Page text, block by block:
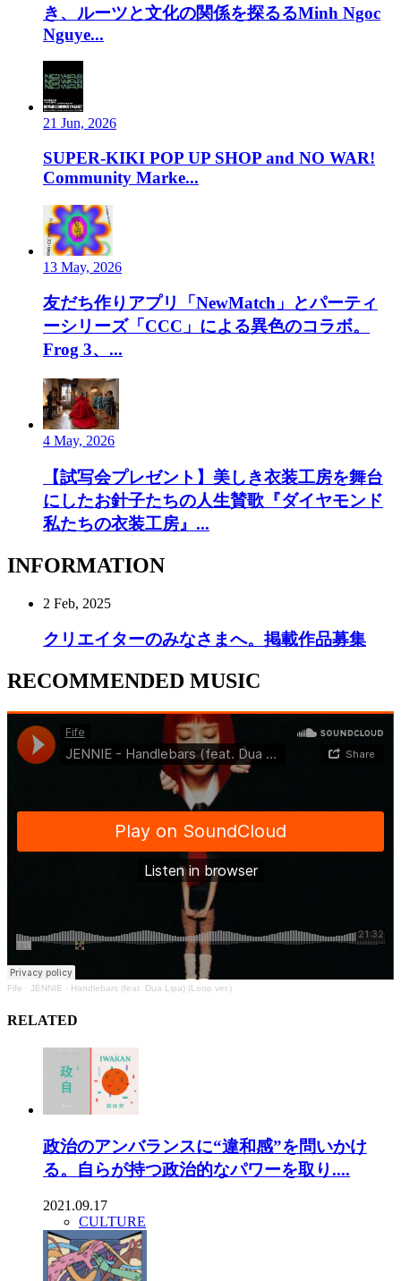
き、ルーツと文化の関係を探るるMinh Ngoc
Nguye...
21 Jun, 2026
SUPER-KIKI POP UP SHOP and NO WAR!
Community Marke...
13 May, 2026
友だち作りアプリ「NewMatch」とパーティ
ーシリーズ「CCC」による異色のコラボ。
Frog 3、...
4 May, 2026
【試写会プレゼント】美しき衣装工房を舞台
にしたお針子たちの人生賛歌『ダイヤモンド
私たちの衣装工房』...
INFORMATION
2 Feb, 2025
クリエイターのみなさまへ。掲載作品募集
RECOMMENDED MUSIC
Fife · JENNIE - Handlebars (feat. Dua Lipa) (Loop ver.)
RELATED
政治のアンバランスに“違和感”を問いかけ
る。自らが持つ政治的なパワーを取り....
2021.09.17
CULTURE